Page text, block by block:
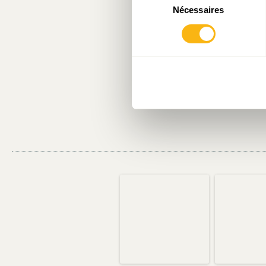
consentement
Nécessaires
produiront